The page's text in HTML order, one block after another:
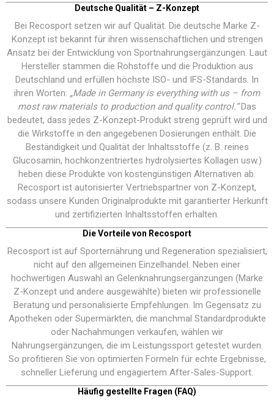
Deutsche Qualität – Z-Konzept
Bei Recosport setzen wir auf Qualität. Die deutsche Marke Z-
Konzept ist bekannt für ihren wissenschaftlichen und strengen
Ansatz bei der Entwicklung von Sportnahrungsergänzungen. Laut
Hersteller stammen die Rohstoffe und die Produktion aus
Deutschland und erfüllen höchste ISO- und IFS-Standards. In
ihren Worten: „Made in Germany is everything with us – from
most raw materials to production and quality control.“Das
bedeutet, dass jedes Z-Konzept-Produkt streng geprüft wird und
die Wirkstoffe in den angegebenen Dosierungen enthält. Die
Beständigkeit und Qualität der Inhaltsstoffe (z. B. reines
Glucosamin, hochkonzentriertes hydrolysiertes Kollagen usw.)
heben diese Produkte von kostengünstigen Alternativen ab.
Recosport ist autorisierter Vertriebspartner von Z-Konzept,
sodass unsere Kunden Originalprodukte mit garantierter Herkunft
und zertifizierten Inhaltsstoffen erhalten.
Die Vorteile von Recosport
Recosport ist auf Sporternährung und Regeneration spezialisiert,
nicht auf den allgemeinen Einzelhandel. Neben einer
hochwertigen Auswahl an Gelenknahrungsergänzungen (Marke
Z-Konzept und andere ausgewählte) bieten wir professionelle
Beratung und personalisierte Empfehlungen. Im Gegensatz zu
Apotheken oder Supermärkten, die manchmal Standardprodukte
oder Nachahmungen verkaufen, wählen wir
Nahrungsergänzungen, die im Leistungssport getestet wurden.
So profitieren Sie von optimierten Formeln für echte Ergebnisse,
schneller Lieferung und engagiertem After-Sales-Support.
Häufig gestellte Fragen (FAQ)